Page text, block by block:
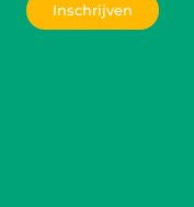
Inschrijven